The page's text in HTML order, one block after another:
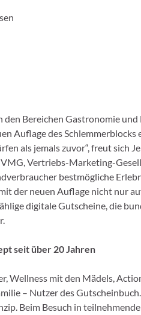
Bereichen Gastronomie
Auflage des Schlemmerblocks
als jemals zuvor“, freut sich
Vertriebs-Marketing-
bestmögliche
der neuen Auflage nicht nur
digitale Gutscheine, die
seit über 20 Jahren
Wellness mit den Mädels,
– Nutzer des
Beim Besuch in